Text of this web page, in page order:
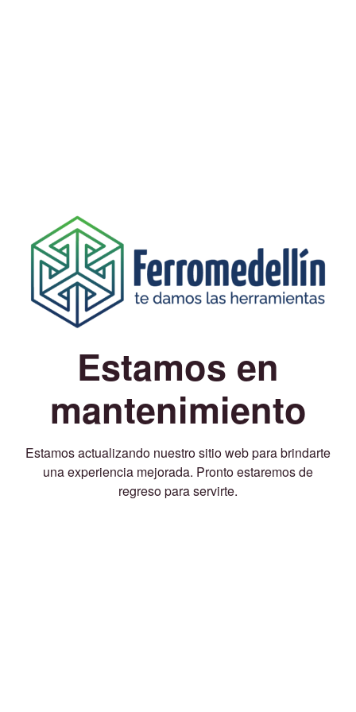
Estamos en
mantenimiento
Estamos actualizando nuestro sitio web para brindarte
una experiencia mejorada. Pronto estaremos de
regreso para servirte.